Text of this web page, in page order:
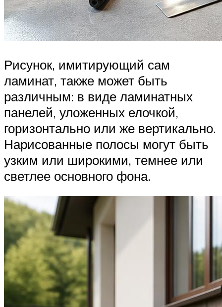
Рисунок, имитирующий сам
ламинат, также может быть
различным: в виде ламинатных
панелей, уложенных елочкой,
горизонтально или же вертикально.
Нарисованные полосы могут быть
узким или широкими, темнее или
светлее основного фона.